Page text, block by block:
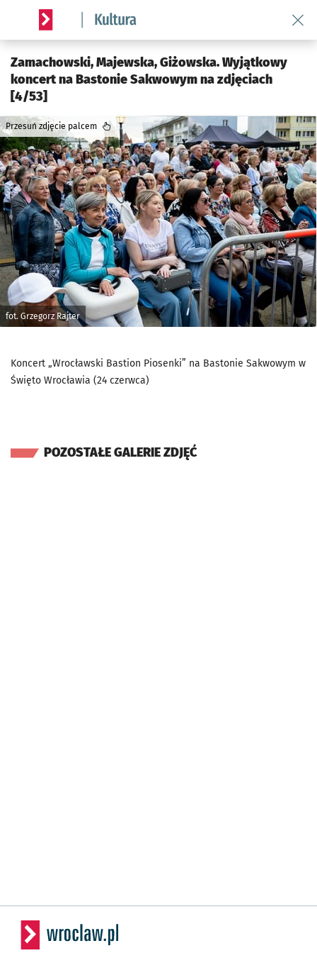
Serwis informacyjny wroclaw.pl podserwis: Kultura
Zamachowski, Majewska, Giżowska. Wyjątkowy
koncert na Bastonie Sakwowym na zdjęciach
[4/53]
fot. Grzegorz Rajter
Przesuń zdjęcie palcem
Koncert „Wrocławski Bastion Piosenki” na Bastonie Sakwowym w
Święto Wrocławia (24 czerwca)
POZOSTAŁE GALERIE ZDJĘĆ